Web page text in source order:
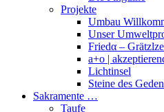
Projekte
Umbau
Unser
Friedα –
a+o |
Lichtinsel
Steine des
Sakramente …
Taufe